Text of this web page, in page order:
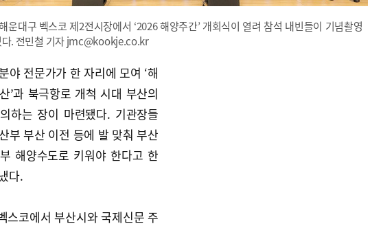
운대구 벡스코 제2전시장에서 ‘2026 해양주간’ 개회식이 열려 참석 내빈들이 기념촬영
다. 전민철 기자 jmc@kookje.co.kr
야 전문가가 한 자리에 모여 ‘해
’과 북극항로 개척 시대 부산의
하는 장이 마련됐다. 기관장들
부 부산 이전 등에 발 맞춰 부산
해양수도로 키워야 한다고 한
다.
스코에서 부산시와 국제신문 주